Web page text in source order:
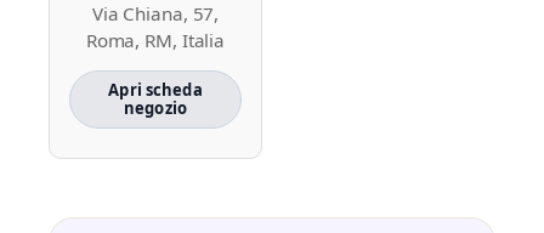
Via Chiana, 57,
Roma, RM, Italia
Apri scheda
negozio